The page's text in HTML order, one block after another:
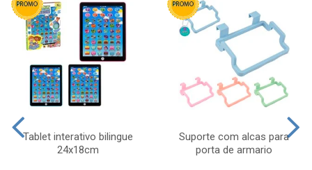
Tablet interativo bilingue
24x18cm
Suporte com alcas para
porta de armario